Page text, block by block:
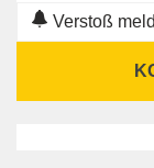
Verstoß